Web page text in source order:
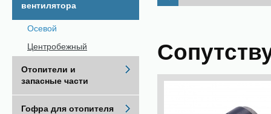
вентилятора
Осевой
Центробежный
Отопители и
запасные части
Гофра для отопителя